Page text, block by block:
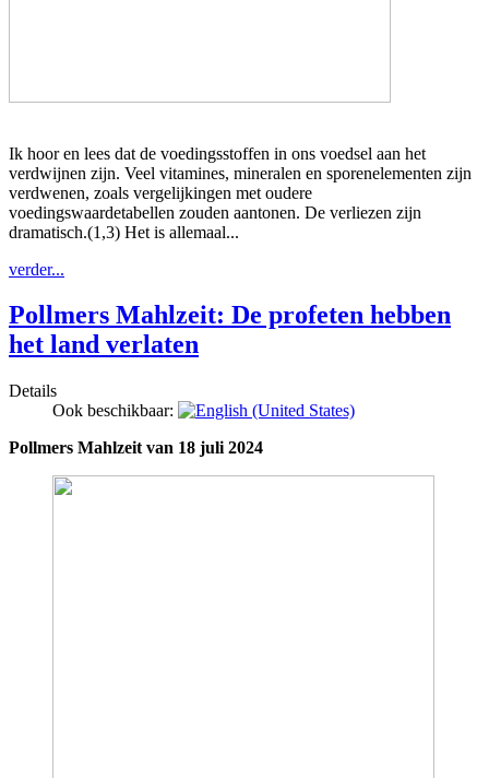
Ik hoor en lees dat de voedingsstoffen in ons voedsel aan het
verdwijnen zijn. Veel vitamines, mineralen en sporenelementen zijn
verdwenen, zoals vergelijkingen met oudere
voedingswaardetabellen zouden aantonen. De verliezen zijn
dramatisch.(1,3) Het is allemaal...
verder...
Pollmers Mahlzeit: De profeten hebben
het land verlaten
Details
Ook beschikbaar:
Pollmers Mahlzeit van 18 juli 2024